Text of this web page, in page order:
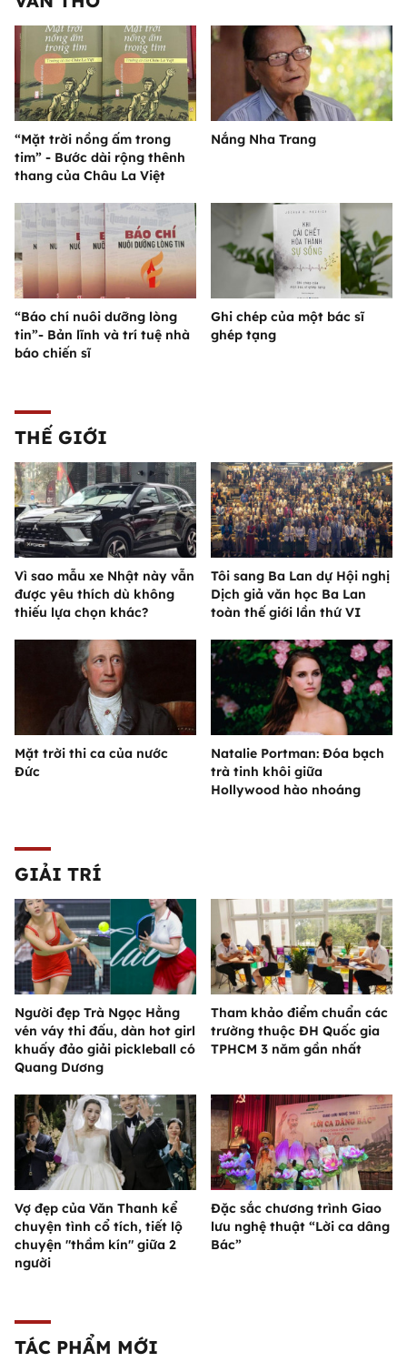
“Mặt trời nồng ấm trong
tim” - Bước dài rộng thênh
thang của Châu La Việt
Nắng Nha Trang
“Báo chí nuôi dưỡng lòng
tin”- Bản lĩnh và trí tuệ nhà
báo chiến sĩ
Ghi chép của một bác sĩ
ghép tạng
THẾ GIỚI
Vì sao mẫu xe Nhật này vẫn
được yêu thích dù không
thiếu lựa chọn khác?
Tôi sang Ba Lan dự Hội nghị
Dịch giả văn học Ba Lan
toàn thế giới lần thứ VI
Mặt trời thi ca của nước
Đức
Natalie Portman: Đóa bạch
trà tinh khôi giữa
Hollywood hào nhoáng
GIẢI TRÍ
Người đẹp Trà Ngọc Hằng
vén váy thi đấu, dàn hot girl
khuấy đảo giải pickleball có
Quang Dương
Tham khảo điểm chuẩn các
trường thuộc ĐH Quốc gia
TPHCM 3 năm gần nhất
Vợ đẹp của Văn Thanh kể
chuyện tình cổ tích, tiết lộ
chuyện "thầm kín" giữa 2
người
Đặc sắc chương trình Giao
lưu nghệ thuật “Lời ca dâng
Bác”
TÁC PHẨM MỚI